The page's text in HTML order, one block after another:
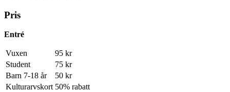
Pris
Entré
Vuxen
95 kr
Student
75 kr
Barn 7-18 år
50 kr
Kulturarvskort 50% rabatt